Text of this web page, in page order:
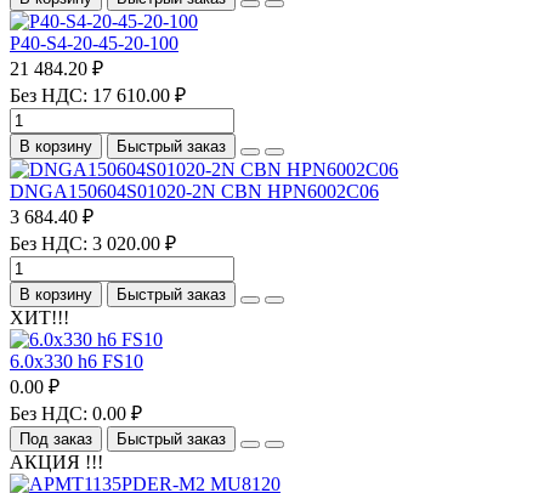
P40-S4-20-45-20-100
21 484.20 ₽
Без НДС: 17 610.00 ₽
В корзину Быстрый заказ
DNGA150604S01020-2N CBN HPN6002C06
3 684.40 ₽
Без НДС: 3 020.00 ₽
В корзину Быстрый заказ
ХИТ!!!
6.0х330 h6 FS10
0.00 ₽
Без НДС: 0.00 ₽
Под заказ Быстрый заказ
АКЦИЯ !!!